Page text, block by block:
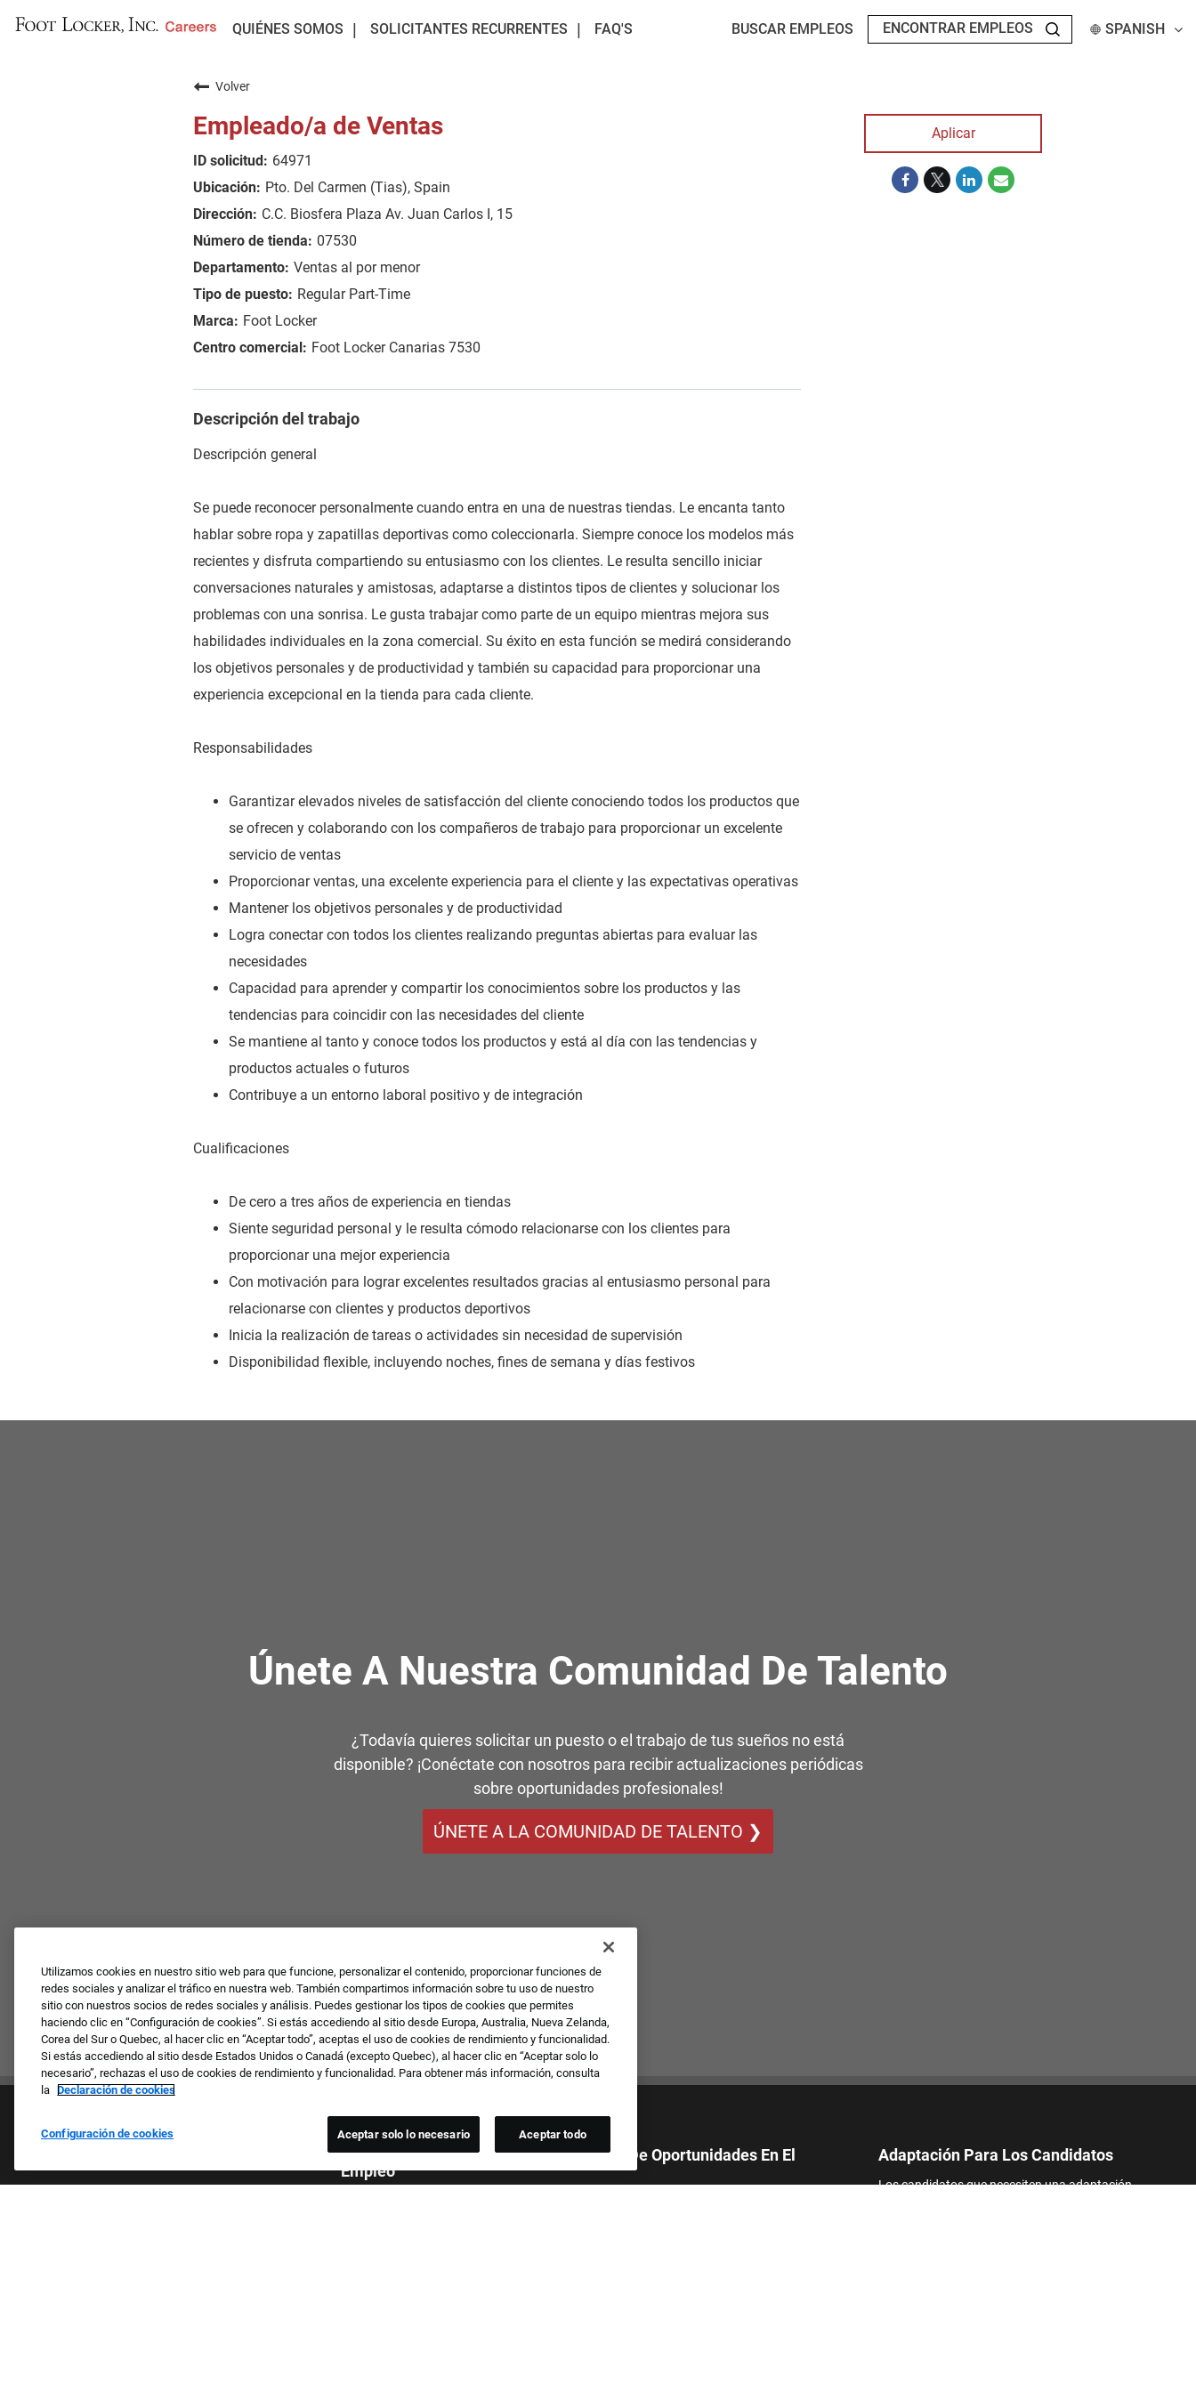
QUIÉNES SOMOS SOLICITANTES RECURRENTES FAQ'S BUSCAR EMPLEOS SPANISH
Volver
Empleado/a de Ventas
64971
Pto. Del Carmen (Tias), Spain
C.C. Biosfera Plaza Av. Juan Carlos I, 15
07530
Ventas al por menor
Regular Part-Time
Foot Locker
Foot Locker Canarias 7530
Descripción del trabajo
Descripción general
Se puede reconocer personalmente cuando entra en una de nuestras tiendas. Le encanta tanto
hablar sobre ropa y zapatillas deportivas como coleccionarla. Siempre conoce los modelos más
recientes y disfruta compartiendo su entusiasmo con los clientes. Le resulta sencillo iniciar
conversaciones naturales y amistosas, adaptarse a distintos tipos de clientes y solucionar los
problemas con una sonrisa. Le gusta trabajar como parte de un equipo mientras mejora sus
habilidades individuales en la zona comercial. Su éxito en esta función se medirá considerando
los objetivos personales y de productividad y también su capacidad para proporcionar una
experiencia excepcional en la tienda para cada cliente.
Responsabilidades
Garantizar elevados niveles de satisfacción del cliente conociendo todos los productos que
se ofrecen y colaborando con los compañeros de trabajo para proporcionar un excelente
servicio de ventas
Proporcionar ventas, una excelente experiencia para el cliente y las expectativas operativas
Mantener los objetivos personales y de productividad
Logra conectar con todos los clientes realizando preguntas abiertas para evaluar las
necesidades
Capacidad para aprender y compartir los conocimientos sobre los productos y las
tendencias para coincidir con las necesidades del cliente
Se mantiene al tanto y conoce todos los productos y está al día con las tendencias y
productos actuales o futuros
Contribuye a un entorno laboral positivo y de integración
Cualificaciones
De cero a tres años de experiencia en tiendas
Siente seguridad personal y le resulta cómodo relacionarse con los clientes para
proporcionar una mejor experiencia
Con motivación para lograr excelentes resultados gracias al entusiasmo personal para
relacionarse con clientes y productos deportivos
Inicia la realización de tareas o actividades sin necesidad de supervisión
Disponibilidad flexible, incluyendo noches, fines de semana y días festivos
Aplicar
Únete A Nuestra Comunidad De Talento
¿Todavía quieres solicitar un puesto o el trabajo de tus sueños no está
disponible? ¡Conéctate con nosotros para recibir actualizaciones periódicas
sobre oportunidades profesionales!
ÚNETE A LA COMUNIDAD DE TALENTO ❯
Empresa Orgullosa De Ofrecer Igualdad De Oportunidades En El
Empleo
Adaptación Para Los Candidatos
Los candidatos que necesiten una adaptación
Utilizamos cookies en nuestro sitio web para que funcione, personalizar el contenido, proporcionar funciones de
redes sociales y analizar el tráfico en nuestra web. También compartimos información sobre tu uso de nuestro
sitio con nuestros socios de redes sociales y análisis. Puedes gestionar los tipos de cookies que permites
haciendo clic en “Configuración de cookies”. Si estás accediendo al sitio desde Europa, Australia, Nueva Zelanda,
Corea del Sur o Quebec, al hacer clic en “Aceptar todo”, aceptas el uso de cookies de rendimiento y funcionalidad.
Si estás accediendo al sitio desde Estados Unidos o Canadá (excepto Quebec), al hacer clic en “Aceptar solo lo
necesario”, rechazas el uso de cookies de rendimiento y funcionalidad. Para obtener más información, consulta
la Declaración de cookies
Configuración de cookies Aceptar solo lo necesario Aceptar todo